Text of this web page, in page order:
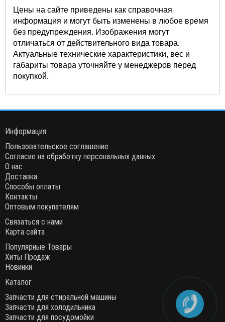
Цены на сайте приведены как справочная
информация и могут быть изменены в любое время
без предупреждения. Изображения могут
отличаться от действительного вида товара.
Актуальные технические характеристики, вес и
габариты товара уточняйте у менеджеров перед
покупкой.
Информация
Пользовательское соглашение
Согласие на обработку персональных данных
О нас
Доставка
Способы оплаты
Контакты
Оптовым покупателям
Связаться с нами
Карта сайта
Популярные Товары
Хиты Продаж
Новинки
Каталог
Запчасти для стиральной машины
Запчасти для холодильника
Запчасти для посудомойки